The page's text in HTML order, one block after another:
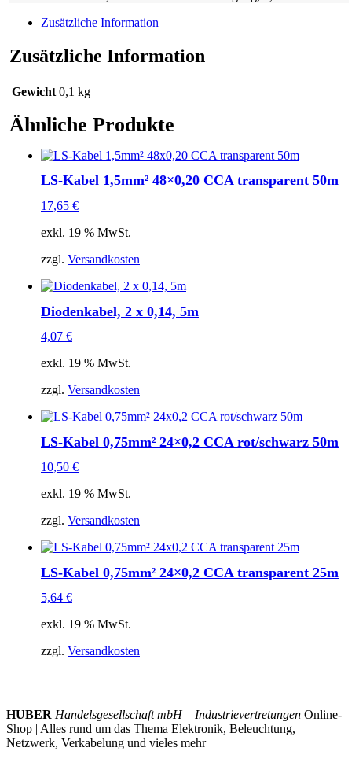
MengeZusätzliche Information
Zusätzliche Information
Gewicht 0,1 kg
Ähnliche Produkte
LS-Kabel 1,5mm² 48×0,20 CCA transparent 50m
17,65 €
exkl. 19 % MwSt.
zzgl. Versandkosten
Diodenkabel, 2 x 0,14, 5m
4,07 €
exkl. 19 % MwSt.
zzgl. Versandkosten
LS-Kabel 0,75mm² 24×0,2 CCA rot/schwarz 50m
10,50 €
exkl. 19 % MwSt.
zzgl. Versandkosten
LS-Kabel 0,75mm² 24×0,2 CCA transparent 25m
5,64 €
exkl. 19 % MwSt.
zzgl. Versandkosten
HUBER Handelsgesellschaft mbH – Industrievertretungen Online-
Shop | Alles rund um das Thema Elektronik, Beleuchtung,
Netzwerk, Verkabelung und vieles mehr